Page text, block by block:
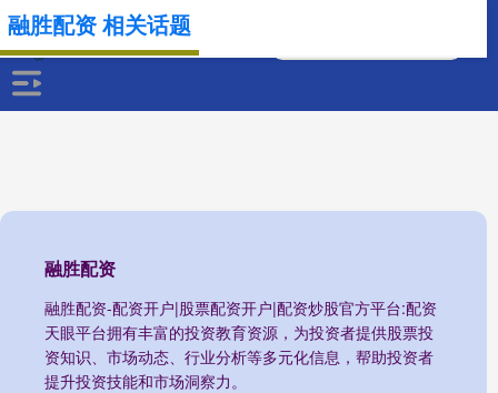
融胜配资
融胜配资-配资开户|股票配资开户|配资炒股官方平台:配资
天眼平台拥有丰富的投资教育资源，为投资者提供股票投
资知识、市场动态、行业分析等多元化信息，帮助投资者
提升投资技能和市场洞察力。
融胜配资 相关话题